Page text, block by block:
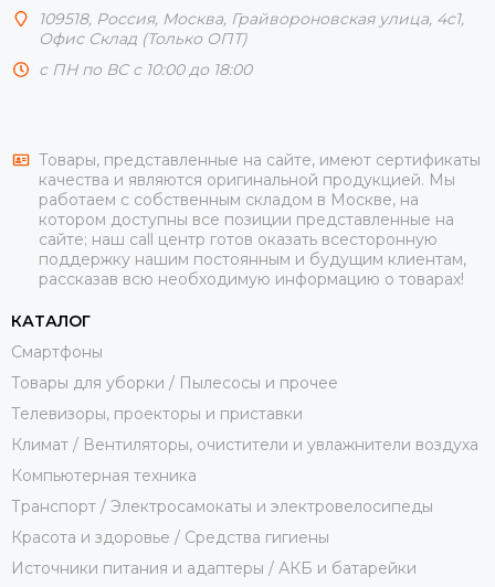
109518, Россия, Москва, Грайвороновская улица, 4с1,
Офис Склад (Только ОПТ)
с ПН по ВС с 10:00 до 18:00
Товары, представленные на сайте, имеют сертификаты
качества и являются оригинальной продукцией. Мы
работаем с собственным складом в Москве, на
котором доступны все позиции представленные на
сайте; наш call центр готов оказать всесторонную
поддержку нашим постоянным и будущим клиентам,
рассказав всю необходимую информацию о товарах!
КАТАЛОГ
Смартфоны
Товары для уборки / Пылесосы и прочее
Телевизоры, проекторы и приставки
Климат / Вентиляторы, очистители и увлажнители воздуха
Компьютерная техника
Транспорт / Электросамокаты и электровелосипеды
Красота и здоровье / Средства гигиены
Источники питания и адаптеры / АКБ и батарейки